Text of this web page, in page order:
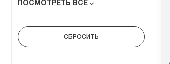
ПОСМОТРЕТЬ ВСЕ